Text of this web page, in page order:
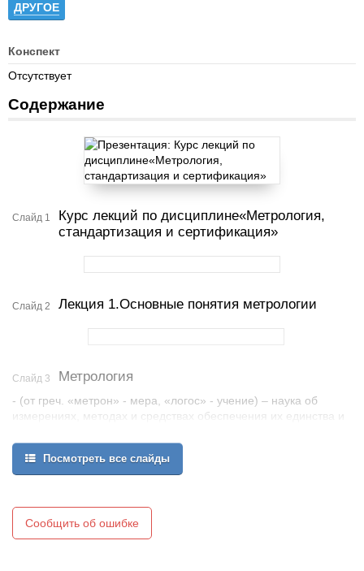
ДРУГОЕ
Конспект
Отсутствует
Содержание
Слайд 1
Курс лекций по дисциплине«Метрология,
стандартизация и сертификация»
Слайд 2 Лекция 1.Основные понятия метрологии
Слайд 3 Метрология
- (от греч. «метрон» - мера, «логос» - учение) – наука об
измерениях, методах и средствах обеспечения их единства и
Основные задачи Метрологии:
установление единиц физических величин и их эталонов,
создание методов и средств измерений,
разработка методов оценки погрешностей измерений.
Посмотреть все слайды
Сообщить об ошибке